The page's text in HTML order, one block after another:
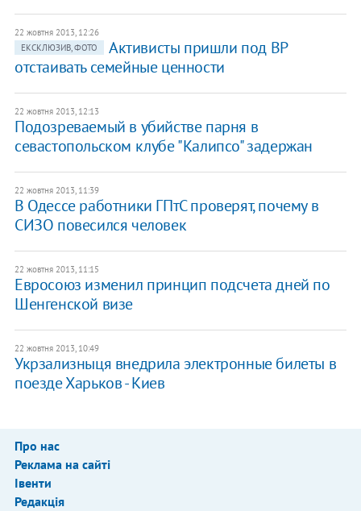
22 жовтня 2013, 12:26
ЕКСКЛЮЗИВ, ФОТО
Активисты пришли под ВР
отстаивать семейные ценности
22 жовтня 2013, 12:13
Подозреваемый в убийстве парня в
севастопольском клубе "Калипсо" задержан
22 жовтня 2013, 11:39
В Одессе работники ГПтС проверят, почему в
СИЗО повесился человек
22 жовтня 2013, 11:15
Евросоюз изменил принцип подсчета дней по
Шенгенской визе
22 жовтня 2013, 10:49
Укрзализныця внедрила электронные билеты в
поезде Харьков - Киев
Про нас
Реклама на сайті
Івенти
Редакція